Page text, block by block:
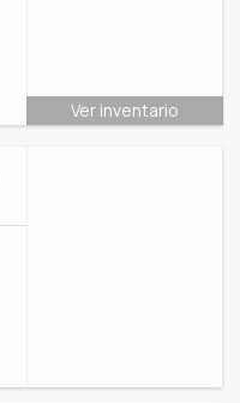
Ver inventario